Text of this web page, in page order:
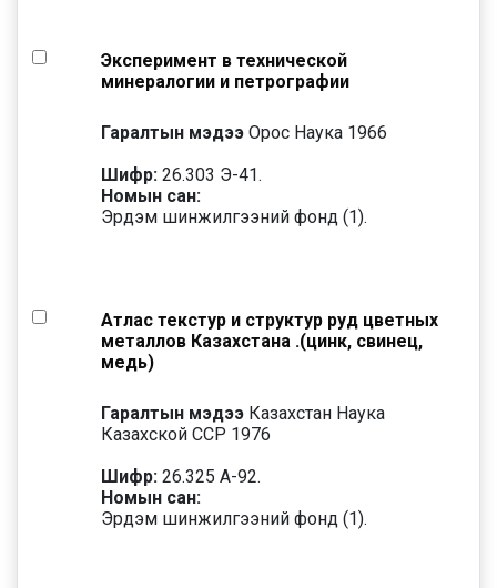
Эксперимент в технической
минералогии и петрографии
Гаралтын мэдээ Орос Наука 1966
Шифр: 26.303 Э-41.
Номын сан:
Эрдэм шинжилгээний фонд (1).
Атлас текстур и структур руд цветных
металлов Казахстана .(цинк, свинец,
медь)
Гаралтын мэдээ Казахстан Наука
Казахской ССР 1976
Шифр: 26.325 А-92.
Номын сан:
Эрдэм шинжилгээний фонд (1).